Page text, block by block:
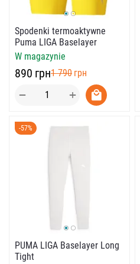
Spodenki termoaktywne
Puma LIGA Baselayer
W magazynie
‍890‍ грн‍1 790‍ грн
+
−
-57%
PUMA LIGA Baselayer Long
Tight